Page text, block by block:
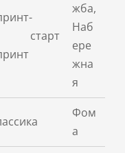
старт
жба,
Наб
ере
жна
я
Фом
а